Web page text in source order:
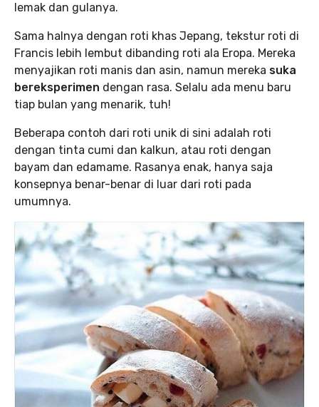
lemak dan gulanya.
Sama halnya dengan roti khas Jepang, tekstur roti di
Francis lebih lembut dibanding roti ala Eropa. Mereka
menyajikan roti manis dan asin, namun mereka suka
bereksperimen dengan rasa. Selalu ada menu baru
tiap bulan yang menarik, tuh!
Beberapa contoh dari roti unik di sini adalah roti
dengan tinta cumi dan kalkun, atau roti dengan
bayam dan edamame. Rasanya enak, hanya saja
konsepnya benar-benar di luar dari roti pada
umumnya.